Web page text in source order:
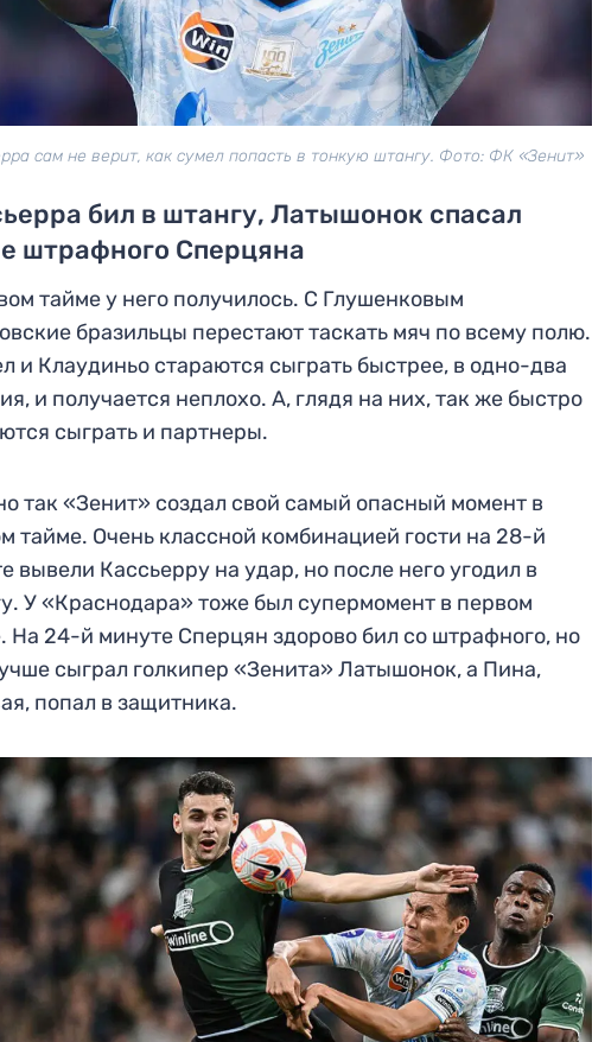
сам не верит, как сумел попасть в тонкую штангу. Фото: ФК «Зенит»
бил в штангу, Латышонок спасал
штрафного Сперцяна
тайме у него получилось. С Глушенковым
бразильцы перестают таскать мяч по всему полю.
и Клаудиньо стараются сыграть быстрее, в одно-два
и получается неплохо. А, глядя на них, так же быстро
сыграть и партнеры.
так «Зенит» создал свой самый опасный момент в
тайме. Очень классной комбинацией гости на 28-й
вывели Кассьерру на удар, но после него угодил в
У «Краснодара» тоже был супермомент в первом
На 24-й минуте Сперцян здорово бил со штрафного, но
сыграл голкипер «Зенита» Латышонок, а Пина,
попал в защитника.